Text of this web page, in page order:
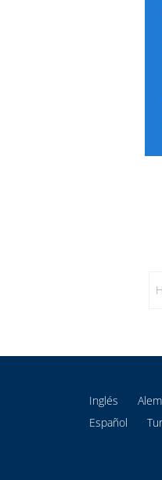
Inglés
Español